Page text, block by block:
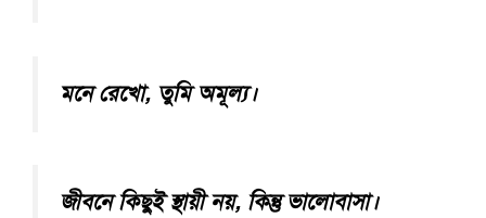
মনে রেখো, তুমি অমূল্য।
জীবনে কিছুই স্থায়ী নয়, কিন্তু ভালোবাসা।